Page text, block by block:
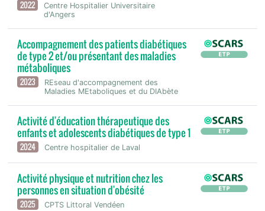
2022
Centre Hospitalier Universitaire
d'Angers
Accompagnement des patients diabétiques
de type 2 et/ou présentant des maladies
métaboliques
2023
REseau d'accompagnement des
Maladies MEtaboliques et du DIAbète
Activité d'éducation thérapeutique des
enfants et adolescents diabétiques de type 1
2024 Centre hospitalier de Laval
Activité physique et nutrition chez les
personnes en situation d'obésité
2025 CPTS Littoral Vendéen